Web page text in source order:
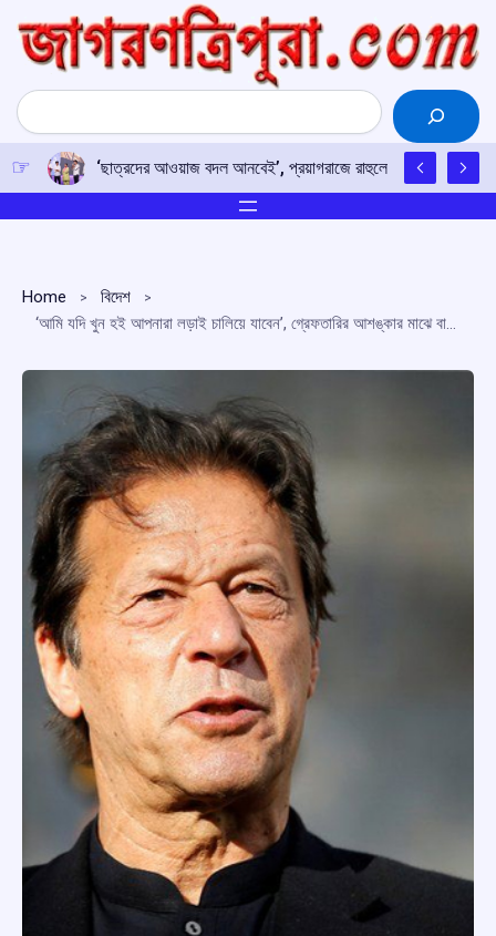
content
Search
‘ছাত্রদের আওয়াজ বদল আনবেই’, প্রয়াগরাজে রাহুলের হুঙ্কার
Home
বিদেশ
‘আমি যদি খুন হই আপনারা লড়াই চালিয়ে যাবেন’, গ্রেফতারির আশঙ্কার মাঝে বার্তা ইমরানের